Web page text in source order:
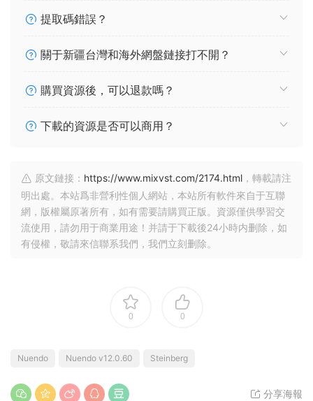
提取碼錯誤？
關于新疆台灣和海外網盤鏈接打不開？
購買資源後，可以退款嗎？
下載的資源是否可以商用？
原文鏈接： https://www.mixvst.com/2174.html ，轉載請注
明出處。本站爲非營利性個人網站，本站所有軟件來自于互聯
網，版權屬原著所有，如有需要請購買正版。資源僅供學習交
流使用，請勿用于商業用途！并請于下載後24小時内删除，如
有侵權，敬請來信聯系我們，我們立刻删除。
0 0
Nuendo Nuendo v12.0.60 Steinberg
分享海報